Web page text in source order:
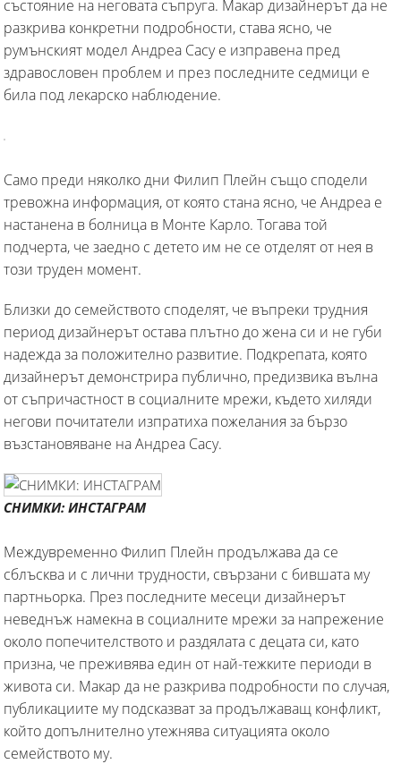
състояние на неговата съпруга. Макар дизайнерът да не
разкрива конкретни подробности, става ясно, че
румънският модел Андреа Сасу е изправена пред
здравословен проблем и през последните седмици е
била под лекарско наблюдение.
Само преди няколко дни Филип Плейн също сподели
тревожна информация, от която стана ясно, че Андреа е
настанена в болница в Монте Карло. Тогава той
подчерта, че заедно с детето им не се отделят от нея в
този труден момент.
Близки до семейството споделят, че въпреки трудния
период дизайнерът остава плътно до жена си и не губи
надежда за положително развитие. Подкрепата, която
дизайнерът демонстрира публично, предизвика вълна
от съпричастност в социалните мрежи, където хиляди
негови почитатели изпратиха пожелания за бързо
възстановяване на Андреа Сасу.
СНИМКИ: ИНСТАГРАМ
Междувременно Филип Плейн продължава да се
сблъсква и с лични трудности, свързани с бившата му
партньорка. През последните месеци дизайнерът
неведнъж намекна в социалните мрежи за напрежение
около попечителството и раздялата с децата си, като
призна, че преживява един от най-тежките периоди в
живота си. Макар да не разкрива подробности по случая,
публикациите му подсказват за продължаващ конфликт,
който допълнително утежнява ситуацията около
семейството му.